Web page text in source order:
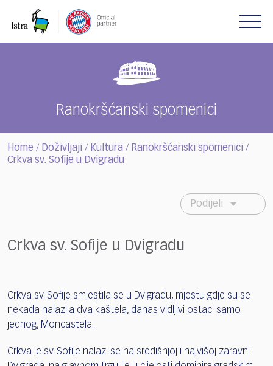
note:
Ranokršćanski spomenici
Home / Doživljaji / Kultura / Ranokršćanski spomenici /
Crkva sv. Sofije u Dvigradu
Podijeli
Crkva sv. Sofije u Dvigradu
Crkva sv. Sofije smjestila se u Dvigradu, mjestu gdje su se
nekada nalazila dva kaštela, danas vidljivi ostaci samo
jednog, Moncastela.
Crkva je sv. Sofije nalazi se na središnjoj i najvišoj zaravni